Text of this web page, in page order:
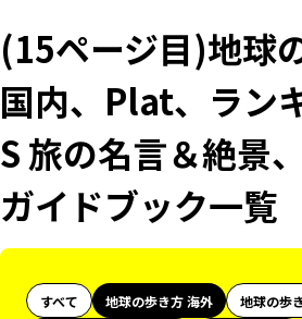
(15ページ目)地球
国内、Plat、ラン
S 旅の名言＆絶景
ガイドブック一覧
すべて 地球の歩き方 海外 地球の歩